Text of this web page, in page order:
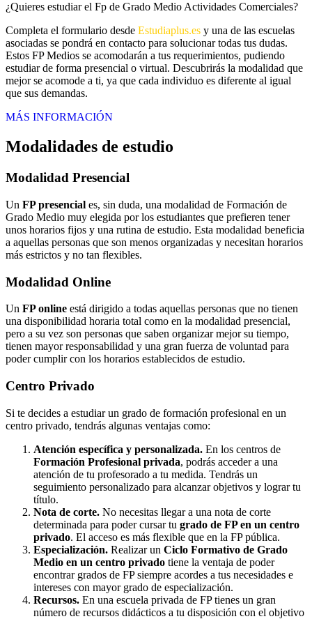
¿Quieres estudiar el Fp de Grado Medio Actividades Comerciales?
Completa el formulario desde Estudiaplus.es y una de las escuelas
asociadas se pondrá en contacto para solucionar todas tus dudas.
Estos FP Medios se acomodarán a tus requerimientos, pudiendo
estudiar de forma presencial o virtual. Descubrirás la modalidad que
mejor se acomode a ti, ya que cada individuo es diferente al igual
que sus demandas.
MÁS INFORMACIÓN
Modalidades de estudio
Modalidad Presencial
Un FP presencial es, sin duda, una modalidad de Formación de
Grado Medio muy elegida por los estudiantes que prefieren tener
unos horarios fijos y una rutina de estudio. Esta modalidad beneficia
a aquellas personas que son menos organizadas y necesitan horarios
más estrictos y no tan flexibles.
Modalidad Online
Un FP online está dirigido a todas aquellas personas que no tienen
una disponibilidad horaria total como en la modalidad presencial,
pero a su vez son personas que saben organizar mejor su tiempo,
tienen mayor responsabilidad y una gran fuerza de voluntad para
poder cumplir con los horarios establecidos de estudio.
Centro Privado
Si te decides a estudiar un grado de formación profesional en un
centro privado, tendrás algunas ventajas como:
Atención específica y personalizada. En los centros de
Formación Profesional privada, podrás acceder a una
atención de tu profesorado a tu medida. Tendrás un
seguimiento personalizado para alcanzar objetivos y lograr tu
título.
Nota de corte. No necesitas llegar a una nota de corte
determinada para poder cursar tu grado de FP en un centro
privado. El acceso es más flexible que en la FP pública.
Especialización. Realizar un Ciclo Formativo de Grado
Medio en un centro privado tiene la ventaja de poder
encontrar grados de FP siempre acordes a tus necesidades e
intereses con mayor grado de especialización.
Recursos. En una escuela privada de FP tienes un gran
número de recursos didácticos a tu disposición con el objetivo